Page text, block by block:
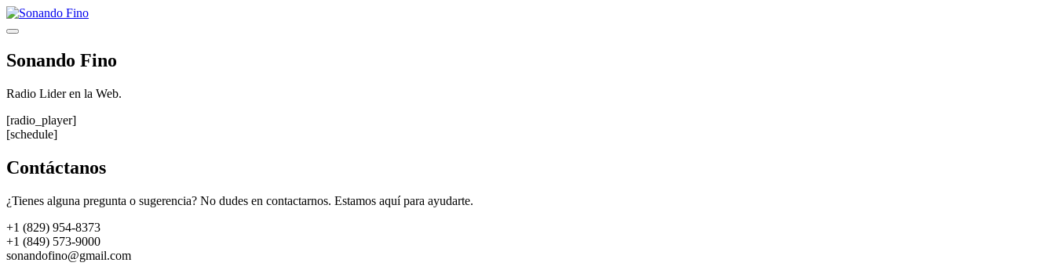
Saltar
al
Menú
Sonando Fino
Radio Lider en la Web.
[radio_player]
[schedule]
Contáctanos
¿Tienes alguna pregunta o sugerencia? No dudes en contactarnos. Estamos aquí para ayudarte.
+1 (829) 954-8373
+1 (849) 573-9000
sonandofino@gmail.com